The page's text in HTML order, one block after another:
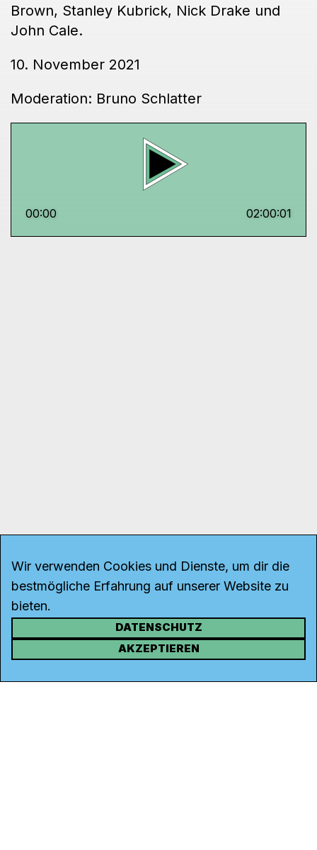
Brown, Stanley Kubrick, Nick Drake und
John Cale.
10. November 2021
Moderation: Bruno Schlatter
00:00 02:00:01
KONTAKT
Rohrerstrasse 20
Wir verwenden Cookies und Dienste, um dir die
bestmögliche Erfahrung auf unserer Website zu
bieten.
DATENSCHUTZ
AKZEPTIEREN